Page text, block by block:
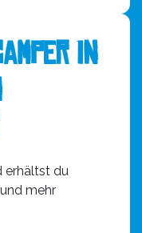
in
erhältst du
mehr